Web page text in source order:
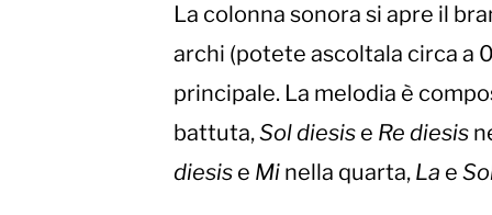
La colonna sonora si apre il
archi (potete ascoltala circa a
principale. La melodia è
battuta,Sol diesis e Re diesis
diesis e Mi nella quarta, La e